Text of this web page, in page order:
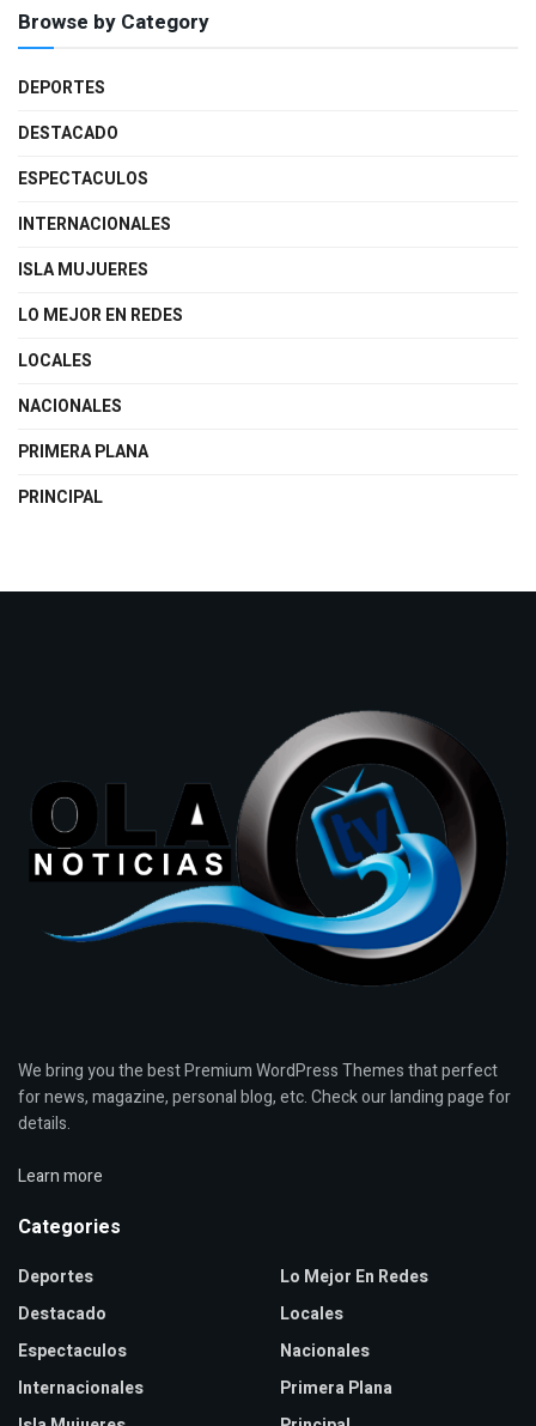
Browse by Category
DEPORTES
DESTACADO
ESPECTACULOS
INTERNACIONALES
ISLA MUJUERES
LO MEJOR EN REDES
LOCALES
NACIONALES
PRIMERA PLANA
PRINCIPAL
We bring you the best Premium WordPress Themes that perfect
for news, magazine, personal blog, etc. Check our landing page for
details.
Learn more
Categories
Deportes
Destacado
Espectaculos
Internacionales
Lo Mejor En Redes
Locales
Nacionales
Primera Plana